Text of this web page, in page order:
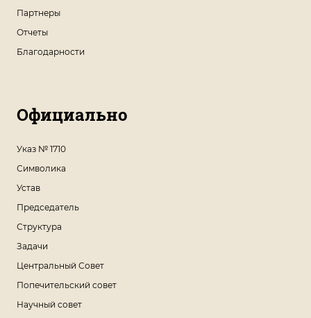
Партнеры
Отчеты
Благодарности
Официально
Указ № 1710
Символика
Устав
Председатель
Структура
Задачи
Центральный Совет
Попечительский совет
Научный совет